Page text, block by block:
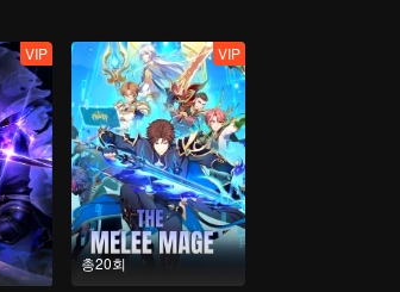
VIP
총20회
VIP